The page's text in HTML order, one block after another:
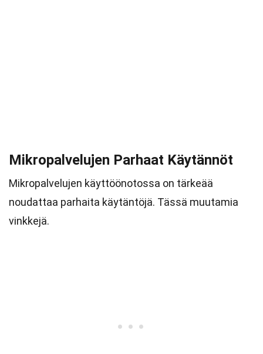
Mikropalvelujen Parhaat Käytännöt
Mikropalvelujen käyttöönotossa on tärkeää
noudattaa parhaita käytäntöjä. Tässä muutamia
vinkkejä.